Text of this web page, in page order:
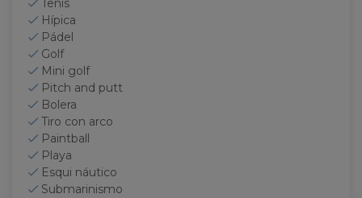
Tenis
Hípica
Pádel
Golf
Mini golf
Pitch and putt
Bolera
Tiro con arco
Paintball
Playa
Esqui náutico
Submarinismo